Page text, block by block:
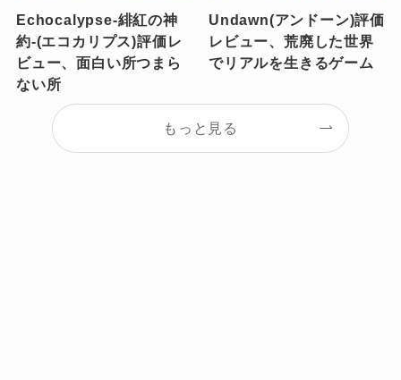
Echocalypse-緋紅の神
約-(エコカリプス)評価レ
ビュー、面白い所つまら
ない所
Undawn(アンドーン)評価
レビュー、荒廃した世界
でリアルを生きるゲーム
もっと見る